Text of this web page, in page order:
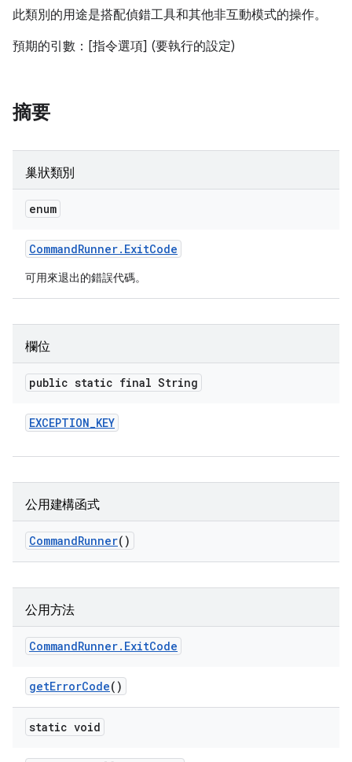
此類別的用途是搭配偵錯工具和其他非互動模式的操作。
預期的引數：[指令選項] (要執行的設定)
摘要
巢狀類別
enum
CommandRunner. ExitCode
可用來退出的錯誤代碼。
欄位
public static final String
EXCEPTION_KEY
公用建構函式
CommandRunner()
公用方法
CommandRunner. ExitCode
getErrorCode()
static void